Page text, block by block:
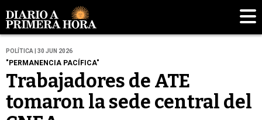
POLÍTICA | 30 JUN 2026
"PERMANENCIA PACÍFICA"
Trabajadores de ATE
tomaron la sede central del